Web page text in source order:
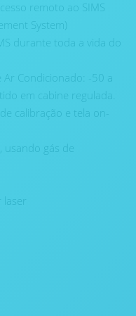
remoto ao SIMS
System)
durante toda a vida do
Condicionado: -50 a
em cabine regulada.
calibração e tela on-
gás de